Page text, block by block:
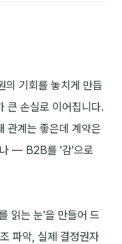
의 기회를 놓치게 만듭
큰 손실로 이어집니다.
관계는 좋은데 계약은
나 — B2B를 '감'으로
읽는 눈'을 만들어 드
파악, 실제 결정권자